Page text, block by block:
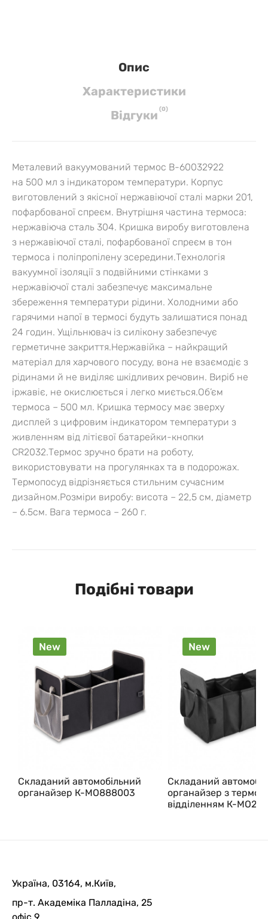
Опис
Характеристики
Вiдгуки (0)
Металевий вакуумований термос B-60032922
на 500 мл з індикатором температури. Корпус
виготовлений з якісної нержавіючої сталі марки 201,
пофарбованої спреєм. Внутрішня частина термоса:
нержавіюча сталь 304. Кришка виробу виготовлена
з нержавіючої сталі, пофарбованої спреєм в тон
термоса і поліпропілену зсередини.Технологія
вакуумної ізоляції з подвійними стінками з
нержавіючої сталі забезпечує максимальне
збереження температури рідини. Холодними або
гарячими напої в термосі будуть залишатися понад
24 годин. Ущільнювач із силікону забезпечує
герметичне закриття.Нержавійка – найкращий
матеріал для харчового посуду, вона не взаємодіє з
рідинами й не виділяє шкідливих речовин. Виріб не
іржавіє, не окислюється і легко миється.Об’єм
термоса – 500 мл. Кришка термосу має зверху
дисплей з цифровим індикатором температури з
живленням від літієвої батарейки-кнопки
CR2032.Термос зручно брати на роботу,
використовувати на прогулянках та в подорожах.
Термопосуд відрізняється стильним сучасним
дизайном.Розміри виробу: висота – 22,5 см, діаметр
– 6.5см. Вага термоса – 260 г.
Подібні товари
New
Складаний автомобільний
органайзер К-MO888003
New
Складаний
органайзер з термо-
відділенням К-
Україна, 03164, м.Київ,
пр-т. Академіка Палладіна, 25
офіс 9